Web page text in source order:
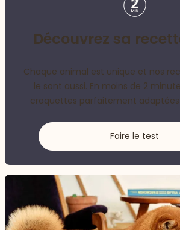
Découvrez sa
Chaque animal est unique et nos
le sont aussi. En moins de 2
croquettes parfaitement adaptées
Faire le test